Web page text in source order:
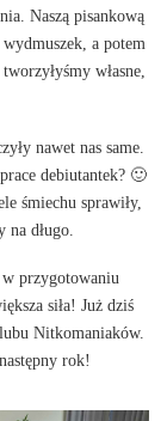
Naszą pisankową
a potem
własne,
nawet nas same.
debiutantek? 🙂
śmiechu sprawiły,
na długo.
przygotowaniu
siła! Już dziś
Nitkomaniaków.
rok!